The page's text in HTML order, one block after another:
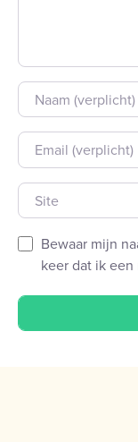
Naam
E-mail
Site
Bewaar mijn
keer dat ik